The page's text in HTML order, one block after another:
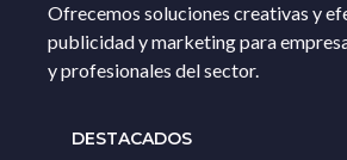
Ofrecemos soluciones creativas y
publicidad y marketing para
y profesionales del sector.
DESTACADOS